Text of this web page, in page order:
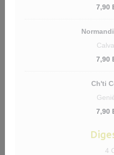
7,90
7,90
Ch'ti
7,90
4